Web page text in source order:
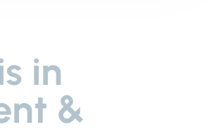
in
&